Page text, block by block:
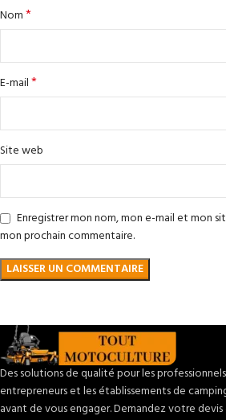
Nom*
E-mail*
Site web
Enregistrer mon nom, mon e-mail et mon
mon prochain commentaire.
Des solutions de qualité pour les
entrepreneurs et les établissements de
avant de vous engager. Demandez votre devis